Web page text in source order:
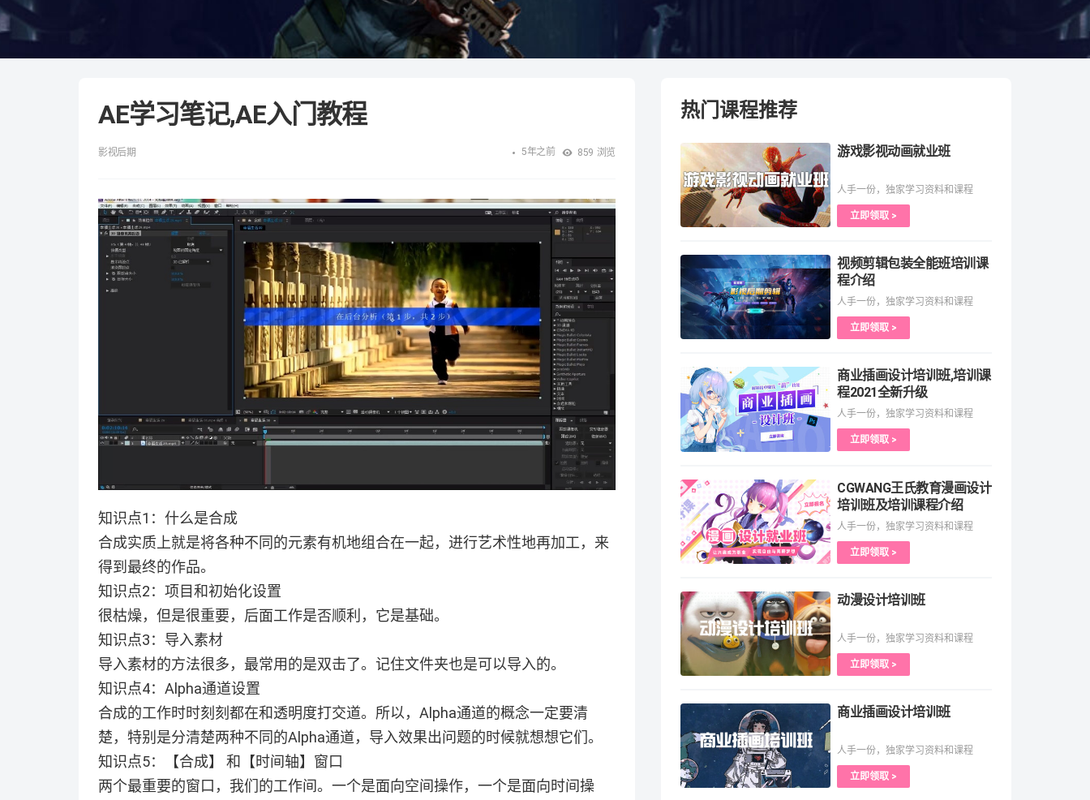
AE学习笔记,AE入门教程
影视后期 5年之前 859 浏览
知识点1：什么是合成
合成实质上就是将各种不同的元素有机地组合在一起，进行艺术性地再加工，来
得到最终的作品。
知识点2：项目和初始化设置
很枯燥，但是很重要，后面工作是否顺利，它是基础。
知识点3：导入素材
导入素材的方法很多，最常用的是双击了。记住文件夹也是可以导入的。
知识点4：Alpha通道设置
合成的工作时时刻刻都在和透明度打交道。所以，Alpha通道的概念一定要清
楚，特别是分清楚两种不同的Alpha通道，导入效果出问题的时候就想想它们。
知识点5：【合成】 和【时间轴】窗口
两个最重要的窗口，我们的工作间。一个是面向空间操作，一个是面向时间操
热门课程推荐
游戏影视动画就业班
人手一份，独家学习资料和课程
立即领取 >
视频剪辑包装全能班培训课
程介绍
人手一份，独家学习资料和课程
立即领取 >
商业插画设计培训班,培训课
程2021全新升级
人手一份，独家学习资料和课程
立即领取 >
CGWANG王氏教育漫画设计
培训班及培训课程介绍
人手一份，独家学习资料和课程
立即领取 >
动漫设计培训班
人手一份，独家学习资料和课程
立即领取 >
商业插画设计培训班
人手一份，独家学习资料和课程
立即领取 >